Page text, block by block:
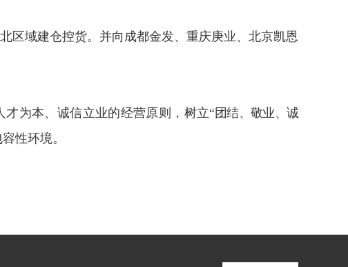
区域建仓控货。 并向成都金发、重庆庚业、北京凯恩
才为本、诚信立业的经营原则，树立“团结、敬业、诚
性环境。